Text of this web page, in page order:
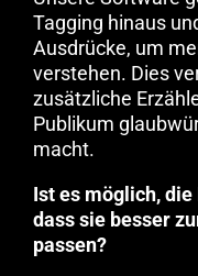
Tagging hinaus
Ausdrücke, um
verstehen. Dies
zusätzliche
Publikum
macht.
Ist es möglich,
dass sie besser
passen?